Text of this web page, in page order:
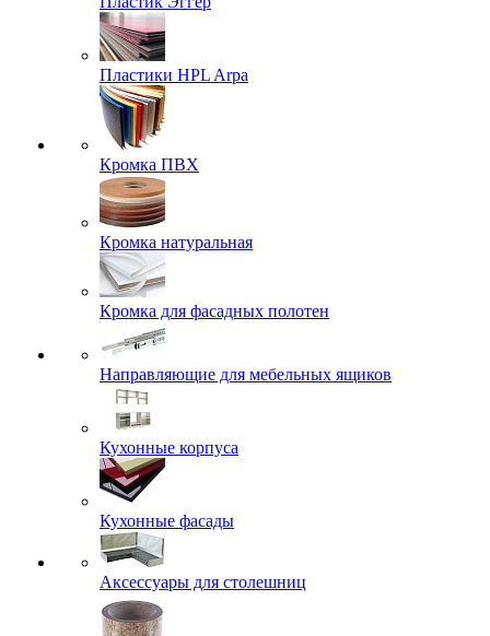
Пластики HPL Arpa
Кромка ПВХ
Кромка натуральная
Кромка для фасадных полотен
Направляющие для мебельных ящиков
Кухонные корпуса
Кухонные фасады
Аксессуары для столешниц